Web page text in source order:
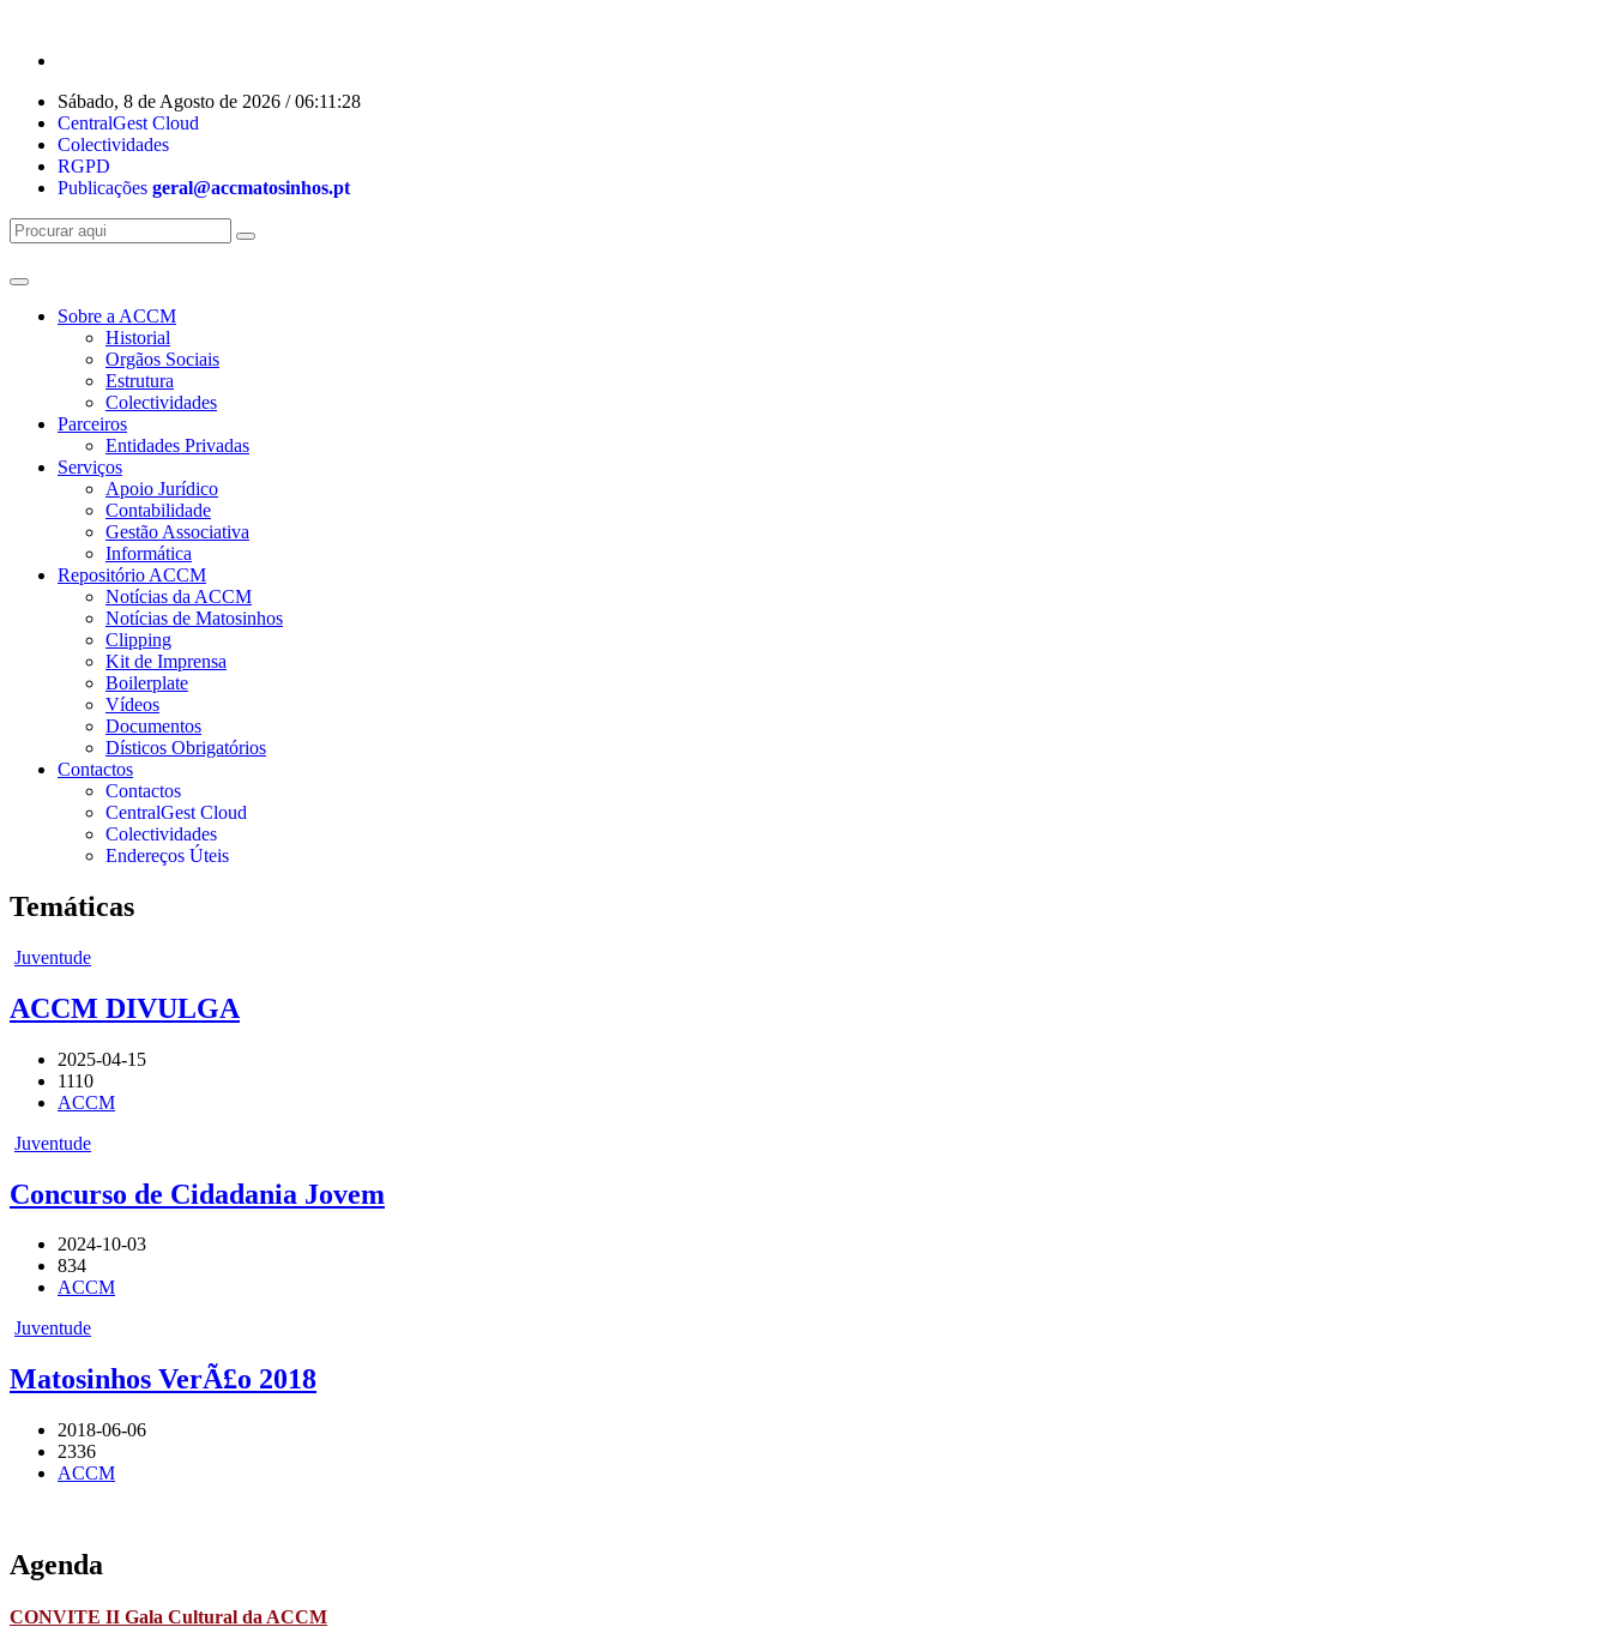
Sábado, 8 de Agosto de 2026 / 06:11:28
CentralGest Cloud
Colectividades
RGPD
Publicações geral@accmatosinhos.pt
Sobre a ACCM
Historial
Orgãos Sociais
Estrutura
Colectividades
Parceiros
Entidades Privadas
Serviços
Apoio Jurídico
Contabilidade
Gestão Associativa
Informática
Repositório ACCM
Notícias da ACCM
Notícias de Matosinhos
Clipping
Kit de Imprensa
Boilerplate
Vídeos
Documentos
Dísticos Obrigatórios
Contactos
Contactos
CentralGest Cloud
Colectividades
Endereços Úteis
Temáticas
Juventude
ACCM DIVULGA
2025-04-15
1110
ACCM
Juventude
Concurso de Cidadania Jovem
2024-10-03
834
ACCM
Juventude
Matosinhos VerÃ£o 2018
2018-06-06
2336
ACCM
Agenda
CONVITE II Gala Cultural da ACCM